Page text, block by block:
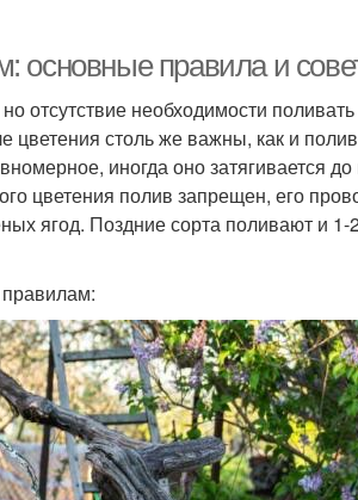
основные правила и
отсутствие необходимости
столь же важны, как и
иногда оно затягивается
цветения полив запрещен, его
ягод. Поздние сорта поливают и